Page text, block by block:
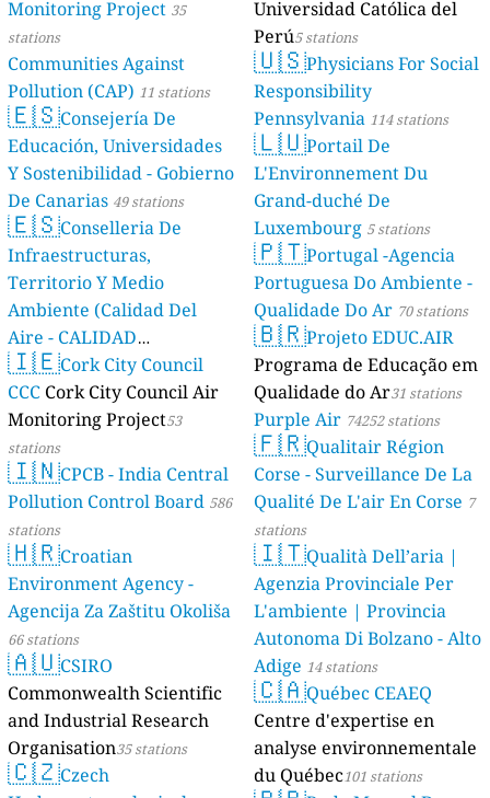
Monitoring Project 35
stations
Communities Against
Pollution (CAP) 11 stations
🇪🇸Consejería De
Educación, Universidades
Y Sostenibilidad - Gobierno
De Canarias 49 stations
🇪🇸Conselleria De
Infraestructuras,
Territorio Y Medio
Ambiente (Calidad Del
Aire - CALIDAD
AMBIENTAL) 23 stations
🇮🇪Cork City Council
CCC Cork City Council Air
Monitoring Project53
stations
🇮🇳CPCB - India Central
Pollution Control Board 586
stations
🇭🇷Croatian
Environment Agency -
Agencija Za Zaštitu Okoliša
66 stations
🇦🇺CSIRO
Commonwealth Scientific
and Industrial Research
Organisation35 stations
🇨🇿Czech
Universidad Católica del
Perú5 stations
🇺🇸Physicians For Social
Responsibility
Pennsylvania 114 stations
🇱🇺Portail De
L'Environnement Du
Grand-duché De
Luxembourg 5 stations
🇵🇹Portugal -Agencia
Portuguesa Do Ambiente -
Qualidade Do Ar 70 stations
🇧🇷Projeto EDUC.AIR
Programa de Educação em
Qualidade do Ar31 stations
Purple Air 74252 stations
🇫🇷Qualitair Région
Corse - Surveillance De La
Qualité De L'air En Corse 7
stations
🇮🇹Qualità Dell’aria |
Agenzia Provinciale Per
L'ambiente | Provincia
Autonoma Di Bolzano - Alto
Adige 14 stations
🇨🇦Québec CEAEQ
Centre d'expertise en
analyse environnementale
du Québec101 stations